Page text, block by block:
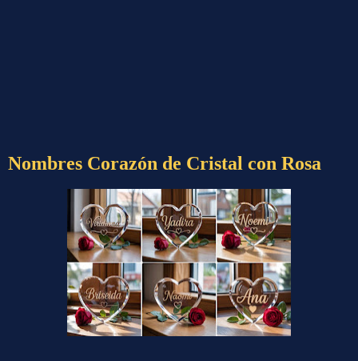
Nombres Corazón de Cristal con Rosa